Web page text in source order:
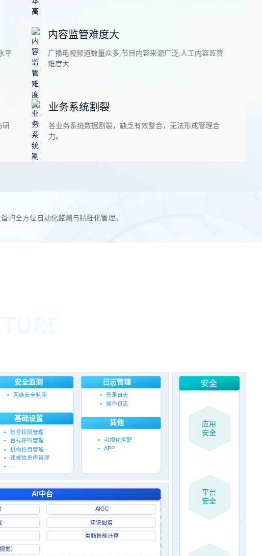
平
内容监管难度大
广播电视频道数量众多,节目内容来源广泛,人工内容监管
难度大
研
业务系统割裂
各业务系统数据割裂，缺乏有效整合，无法形成管理合
力。
的全方位自动化监测与精细化管理。
AI中台
觉）
类脑智能计算
AIGC
知识图谱
• 网络安全监测
安全监测
基础设置
•
账号权限管理
•
台标呼叫管理
• 机构栏目管理
• 违规信息库管理
•
•
登录日志
•
操作日志
日志管理
其他
•
可视化搭配
•
APP
安全
应用
安全
平台
安全